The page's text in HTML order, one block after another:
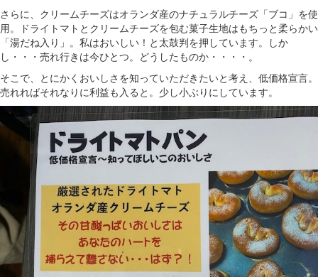
さらに、クリームチーズはオランダ産のナチュラルチーズ「ブコ」を使
用。ドライトマトとクリームチーズを包む菓子生地はもちっと柔らかい
「湯だね入り」。私はおいしい！と太鼓判を押しています。しか
し・・・売れ行きは今ひとつ。どうしたものか・・・・。
そこで、とにかくおいしさを知っていただきたいと考え、低価格宣言。
売れればそれなりに利益も入ると。少し小ぶりにしています。